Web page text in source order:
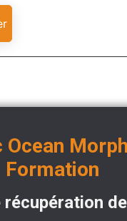
Ocean
Formation
récupération